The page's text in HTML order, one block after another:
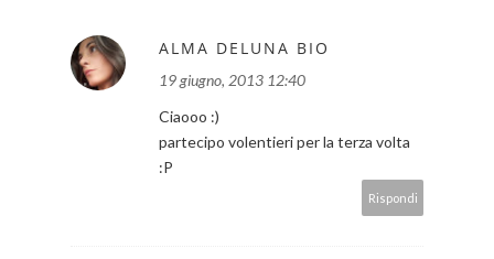
ALMA DELUNA BIO
19 giugno, 2013 12:40
Ciaooo :)
partecipo volentieri per la terza volta
:P
Rispondi